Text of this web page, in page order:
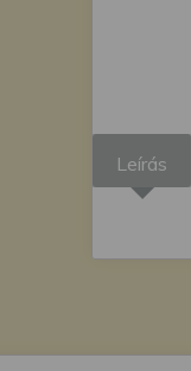
Leírás